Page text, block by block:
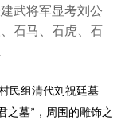
武将军显考刘公
石马、石虎、石
民组清代刘祝廷墓
之墓” ，周围的雕饰之